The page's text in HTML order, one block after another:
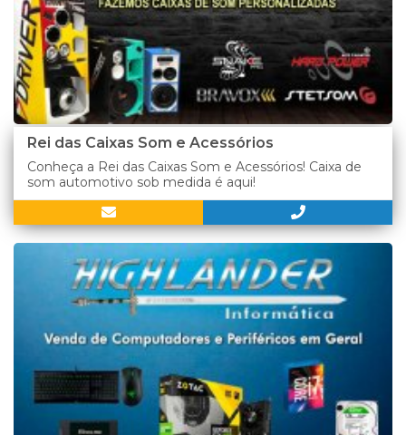
Rei das Caixas Som e Acessórios
Conheça a Rei das Caixas Som e Acessórios! Caixa de
som automotivo sob medida é aqui!